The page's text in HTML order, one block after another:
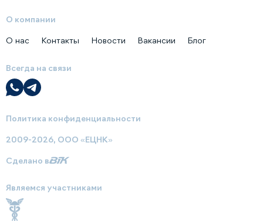
О компании
О нас Контакты Новости Вакансии Блог
Всегда на связи
Политика конфиденциальности
2009-2026, ООО «ЕЦНК»
Сделано в
Являемся участниками